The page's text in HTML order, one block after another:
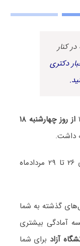
کنار
دکتری
از روز چهارشنبه ۱۸
داشت.
در روزهای ۲۶ تا ۲۹ مردادماه
گذشته به شما
آمادگی بیشتری
آزاد برای شما